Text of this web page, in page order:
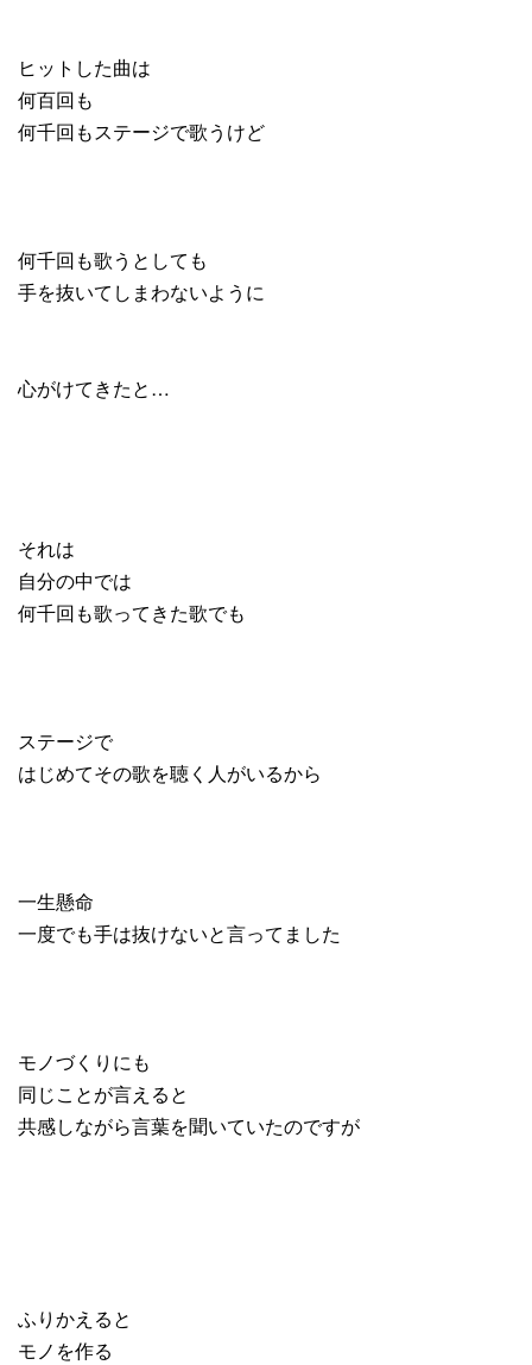
ヒットした曲は
何百回も
何千回もステージで歌うけど
何千回も歌うとしても
手を抜いてしまわないように
心がけてきたと…
それは
自分の中では
何千回も歌ってきた歌でも
ステージで
はじめてその歌を聴く人がいるから
一生懸命
一度でも手は抜けないと言ってました
モノづくりにも
同じことが言えると
共感しながら言葉を聞いていたのですが
ふりかえると
モノを作る